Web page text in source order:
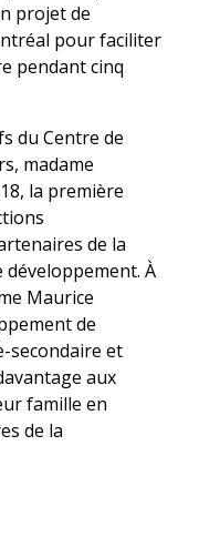
projet de
pour faciliter
pendant cinq
du Centre de
madame
la première
de la
développement. À
Maurice
de
secondaire et
aux
famille en
de la